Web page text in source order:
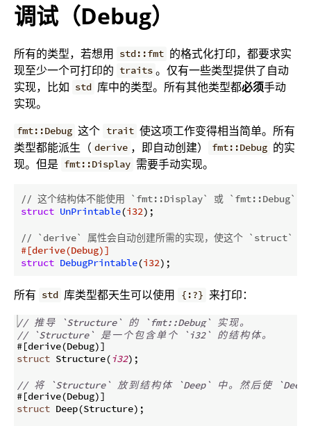
调试（Debug）
所有的类型，若想用 std::fmt 的格式化打印，都要求实
现至少一个可打印的 traits 。仅有一些类型提供了自动
实现，比如 std 库中的类型。所有其他类型都必须手动
实现。
fmt::Debug 这个 trait 使这项工作变得相当简单。所有
类型都能派生（ derive ，即自动创建） fmt::Debug 的实
现。但是 fmt::Display 需要手动实现。
// 这个结构体不能使用 `fmt::Display` 或 `fmt::Debug` 来
struct UnPrintable(i32);
// `derive` 属性会自动创建所需的实现，使这个 `struct`
#[derive(Debug)]
struct DebugPrintable(i32
所有 std 库类型都天生可以使用 {:?} 来打印：
// 推导 `Structure` 的 `fmt::Debug` 实现。
// `Structure`
是 一 个 包 含单 个 `i32` 的结构 体。
#[derive(Debug)]
struct Structure(i32) ;
// 将 `Structure` 放到结构 体 `Deep` 中。 然后 使
#[derive(Debug)]
struct Deep(Structure) ;